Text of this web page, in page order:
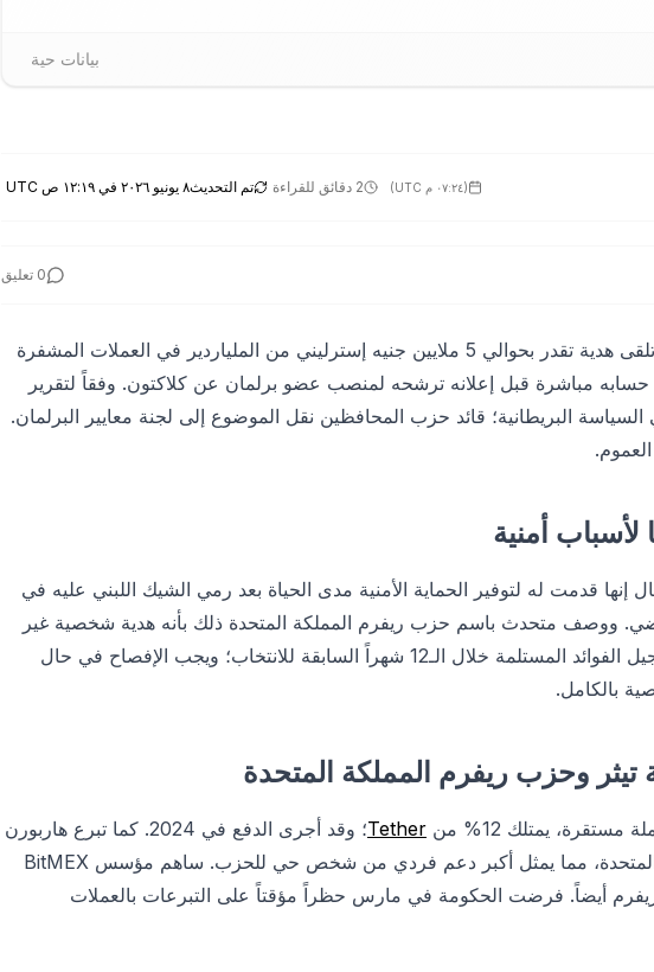
بيانات حية
(٠٧:٢٤ م UTC ) 2 دقائق للقراءة تم التحديث٨ يونيو ٢٠٢٦ في ١٢:١٩ ص UTC
0 تعليق
زعيم حزب ريفرم المملكة المتحدة نيجل فاراج، تلقى هدية تقدر بحوالي 5 ملايين جنيه إسترليني من الملياردير في العملات المشفرة
مباشرة قبل إعلانه ترشحه لمنصب عضو برلمان عن كلاکتون. وفقاً لتقرير
السياسة البريطانية؛ قائد حزب المحافظين نقل الموضوع إلى لجنة معايير البرلمان.
أمنية
إنها قدمت له لتوفير الحماية الأمنية مدى الحياة بعد رمي الشيك اللبني عليه في
ووصف متحدث باسم حزب ريفرم المملكة المتحدة ذلك بأنه هدية شخصية غير
مشروطة. تفرض قواعد سلوك غرفة العموم تسجيل الفوائد المستلمة خلال الـ12 شهراً السابقة للانتخاب؛ ويجب الإفصاح في حال
بالكامل.
تيثر وحزب ريفرم المملكة المتحدة
يمتلك 12% من Tether
؛ وقد أجرى الدفع في 2024. كما تبرع هاربورن
بـ9 ملايين جنيه إسترليني لحزب ريفرم المملكة المتحدة، مما يمثل أكبر دعم فردي من شخص حي للحزب. ساهم مؤسس BitMEX
أيضاً. فرضت الحكومة في مارس حظراً مؤقتاً على التبرعات بالعملات